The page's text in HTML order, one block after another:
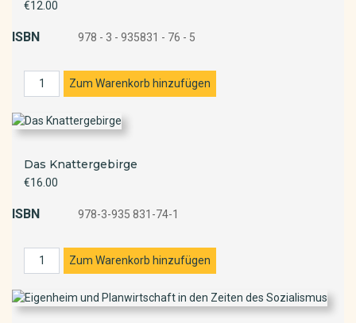
€12.00
ISBN 978 - 3 - 935831 - 76 - 5
Das Knattergebirge
€16.00
ISBN 978-3-935 831-74-1